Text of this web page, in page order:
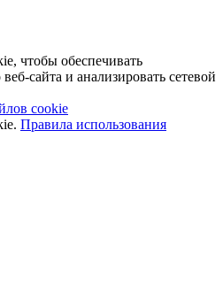
чтобы обеспечивать
сайта и анализировать сетевой
cookie
Правила использования